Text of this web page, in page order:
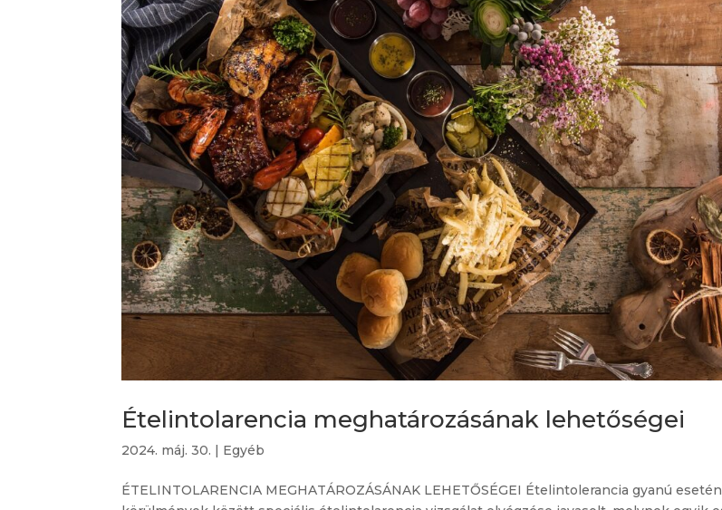
Ételintolarencia meghatározásának lehetőségei
2024. máj. 30. | Egyéb
ÉTELINTOLARENCIA MEGHATÁROZÁSÁNAK LEHETŐSÉGEI Ételintolerancia gyanú